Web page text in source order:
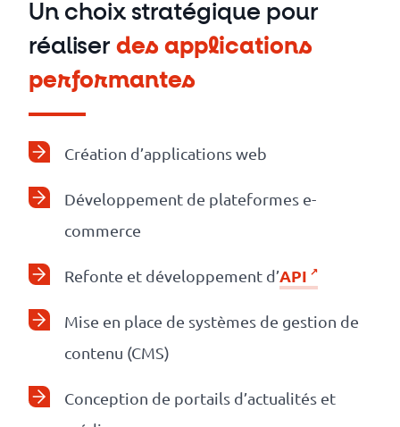
Un choix stratégique pour
réaliser des applications
performantes
Création d’applications web
Développement de plateformes e-
commerce
Refonte et développement d’API
Mise en place de systèmes de gestion de
contenu (CMS)
Conception de portails d’actualités et